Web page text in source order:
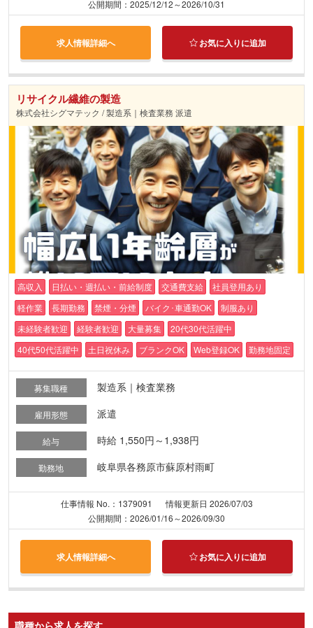
公開期間：2025/12/12～2026/10/31
求人情報詳細へ お気に入りに追加
リサイクル繊維の製造
株式会社シグマテック / 製造系｜検査業務 派遣
高収入 日払い・週払い・前給制度 交通費支給
社員登用あり
軽作業
長期勤務 禁煙・分煙 バイク･車通勤OK
制服あり
未経験者歓迎
経験者歓迎 大量募集
20代30代活躍中
40代50代活躍中
土日祝休み ブランクOK Web登録OK 勤務地固定
募集職種 製造系｜検査業務
雇用形態 派遣
給与 時給 1,550円～1,938円
勤務地 岐阜県各務原市蘇原村雨町
仕事情報 No.：1379091
情報更新日 2026/07/03
公開期間：2026/01/16～2026/09/30
求人情報詳細へ お気に入りに追加
職種から求人を探す